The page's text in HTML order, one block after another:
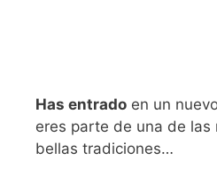
Has entrado en un
eres parte de una de las
bellas tradiciones…